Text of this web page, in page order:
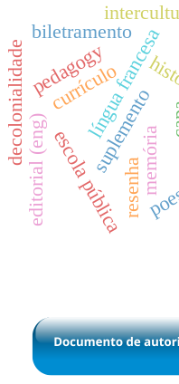
resenha
língua francesa
escola pública
currículo
memória
biletramento
suplemento
pedagogy
editorial (eng)
decolonialidade